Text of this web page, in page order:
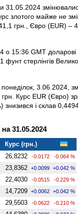
31.05.2024
злотого майже не
грн., Євро (EUR) –
15:36 GMT доларові
стерлінгів
3.06.2024,
Курс EUR (Євро)
знизився і склав
31.05.2024
Курс (грн.)
26,8232 -0.0172 -0.064 %
23,8362 +0.0099 +0.042 %
22,4030 -0.0515 -0.229 %
14,7209 +0.0062 +0.042 %
29,5503 -0.0622 -0.210 %